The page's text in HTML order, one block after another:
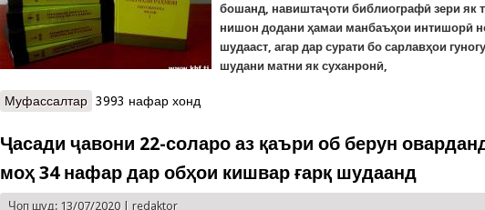
бошанд, навиштаҷоти библиографӣ зери як
нишон додани ҳамаи манбаъҳои интишорӣ
шудааст, агар дар сурати бо сарлавҳои
шудани матни як суханронӣ,
Муфассалтар о Китобноманигории осори Пешвои миллат
3993 нафар хонд
Ҷасади ҷавони 22-соларо аз қаъри об берун
моҳ 34 нафар дар обҳои кишвар ғарқ шудаанд
Чоп шуд: 13/07/2020 |redaktor